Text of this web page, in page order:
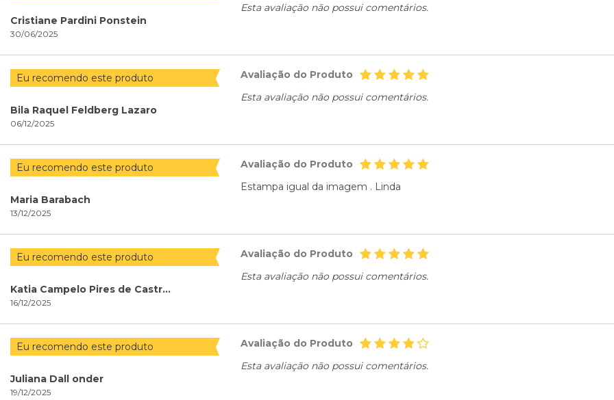
Cristiane Pardini Ponstein
30/06/2025
Esta avaliação não possui comentários.
Eu recomendo este produto
Bila Raquel Feldberg Lazaro
06/12/2025
Avaliação do Produto
Esta avaliação não possui comentários.
Eu recomendo este produto
Maria Barabach
13/12/2025
Avaliação do Produto
Estampa igual da imagem . Linda
Eu recomendo este produto
Katia Campelo Pires de Castro de Barros
16/12/2025
Avaliação do Produto
Esta avaliação não possui comentários.
Eu recomendo este produto
Juliana Dall onder
19/12/2025
Avaliação do Produto
Esta avaliação não possui comentários.